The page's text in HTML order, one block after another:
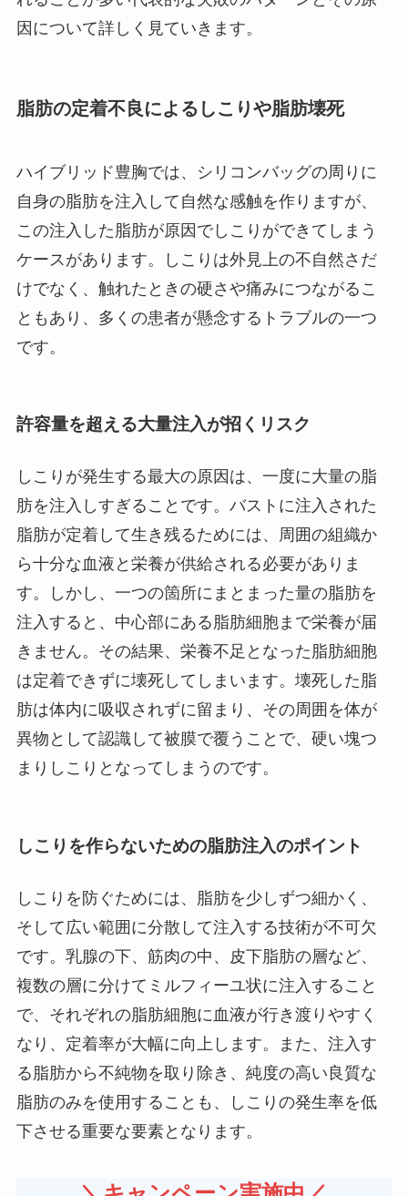
因について詳しく見ていきます。
脂肪の定着不良によるしこりや脂肪壊死
ハイブリッド豊胸では、シリコンバッグの周りに
自身の脂肪を注入して自然な感触を作りますが、
この注入した脂肪が原因でしこりができてしまう
ケースがあります。しこりは外見上の不自然さだ
けでなく、触れたときの硬さや痛みにつながるこ
ともあり、多くの患者が懸念するトラブルの一つ
です。
許容量を超える大量注入が招くリスク
しこりが発生する最大の原因は、一度に大量の脂
肪を注入しすぎることです。バストに注入された
脂肪が定着して生き残るためには、周囲の組織か
ら十分な血液と栄養が供給される必要がありま
す。しかし、一つの箇所にまとまった量の脂肪を
注入すると、中心部にある脂肪細胞まで栄養が届
きません。その結果、栄養不足となった脂肪細胞
は定着できずに壊死してしまいます。壊死した脂
肪は体内に吸収されずに留まり、その周囲を体が
異物として認識して被膜で覆うことで、硬い塊つ
まりしこりとなってしまうのです。
しこりを作らないための脂肪注入のポイント
しこりを防ぐためには、脂肪を少しずつ細かく、
そして広い範囲に分散して注入する技術が不可欠
です。乳腺の下、筋肉の中、皮下脂肪の層など、
複数の層に分けてミルフィーユ状に注入すること
で、それぞれの脂肪細胞に血液が行き渡りやすく
なり、定着率が大幅に向上します。また、注入す
る脂肪から不純物を取り除き、純度の高い良質な
脂肪のみを使用することも、しこりの発生率を低
下させる重要な要素となります。